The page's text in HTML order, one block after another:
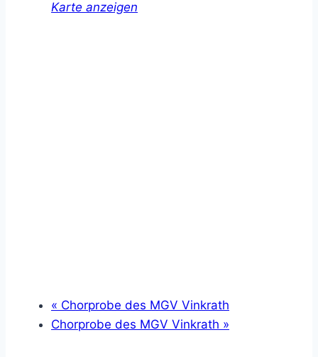
Karte anzeigen
« Chorprobe des MGV Vinkrath
Chorprobe des MGV Vinkrath »